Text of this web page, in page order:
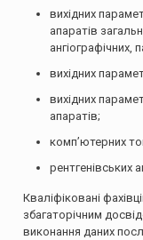
вихідних
апаратів
ангіографічних,
вихідних
вихідних
апаратів;
комп’ютерних
рентгенівських
Кваліфіковані
збагаторічним
виконання даних